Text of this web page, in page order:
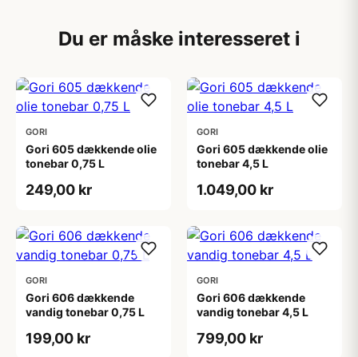
Du er måske interesseret i
GORI
Gori 605 dækkende olie
tonebar 0,75 L
249,00 kr
GORI
Gori 605 dækkende olie
tonebar 4,5 L
1.049,00 kr
GORI
Gori 606 dækkende
vandig tonebar 0,75 L
199,00 kr
GORI
Gori 606 dækkende
vandig tonebar 4,5 L
799,00 kr